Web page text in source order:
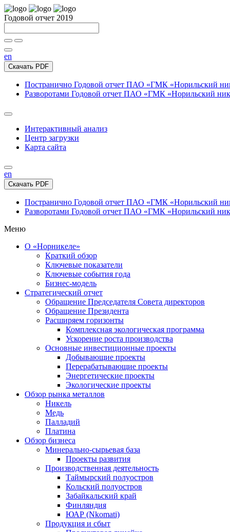
Годовой отчет 2019
en
Скачать PDF
Постранично Годовой отчет ПАО «ГМК «Норильский
Разворотами Годовой отчет ПАО «ГМК «Норильский
Интерактивный анализ
Центр загрузки
Карта сайта
en
Скачать PDF
Постранично Годовой отчет ПАО «ГМК «Норильский
Разворотами Годовой отчет ПАО «ГМК «Норильский
Меню
О «Норникеле»
Краткий обзор
Ключевые показатели
Ключевые события года
Бизнес-модель
Стратегический отчет
Обращение Председателя Совета директоров
Обращение Президента
Расширяем горизонты
Комплексная экологическая программа
Ускорение роста производства
Основные инвестиционные проекты
Добывающие проекты
Перерабатывающие проекты
Энергетические проекты
Экологические проекты
Обзор рынка металлов
Никель
Медь
Палладий
Платина
Обзор бизнеса
Минерально-сырьевая база
Проекты развития
Производственная деятельность
Таймырский полуостров
Кольский полуостров
Забайкальский край
Финляндия
ЮАР (Nkomati)
Продукция и сбыт